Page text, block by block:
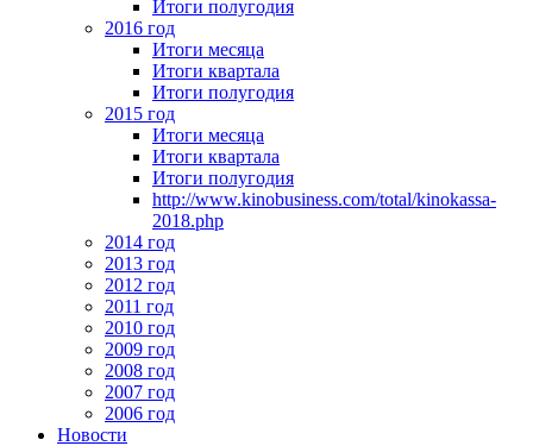
Итоги полугодия
2016 год
Итоги месяца
Итоги квартала
Итоги полугодия
2015 год
Итоги месяца
Итоги квартала
Итоги полугодия
http://www.kinobusiness.com/total/kinokassa-
2018.php
2014 год
2013 год
2012 год
2011 год
2010 год
2009 год
2008 год
2007 год
2006 год
Новости